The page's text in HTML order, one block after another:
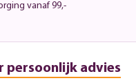
vanaf 99,-
persoonlijk advies